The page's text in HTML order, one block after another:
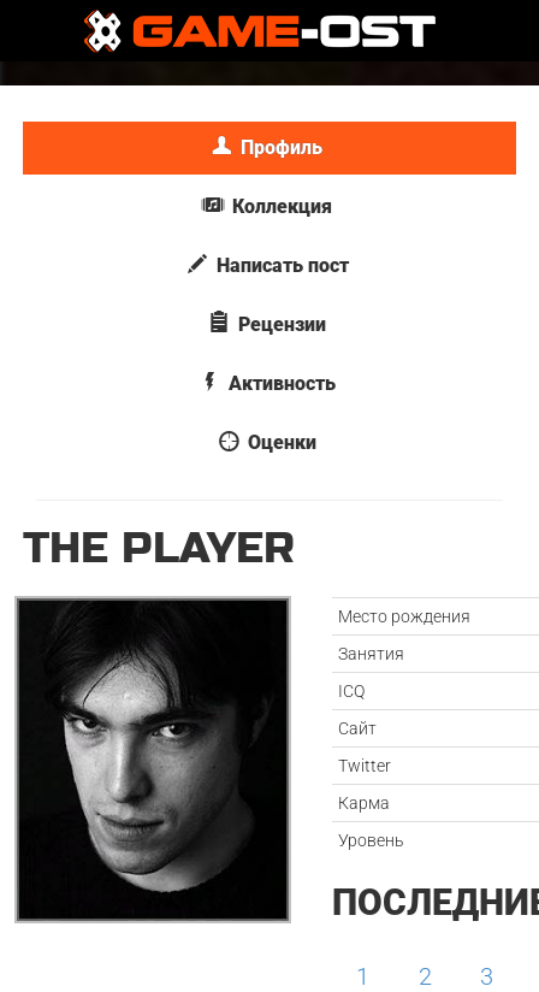
Профиль
Коллекция
Написать пост
Рецензии
Активность
Оценки
THE PLAYER
Место рождения
Занятия
ICQ
Сайт
Twitter
Карма
Уровень
1 2 3